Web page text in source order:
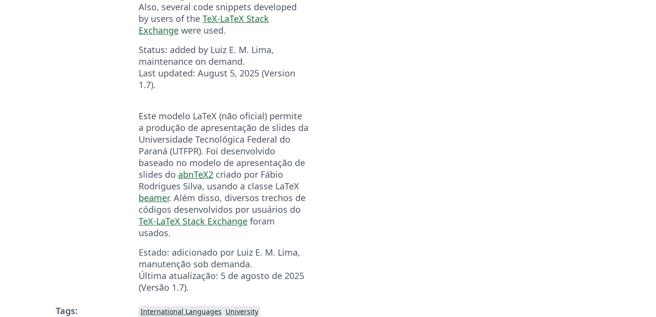
Also, several code snippets developed
by users of the TeX-LaTeX Stack
Exchange were used.
Status: added by Luiz E. M. Lima,
maintenance on demand.
Last updated: August 5, 2025 (Version
1.7).
Este modelo LaTeX (não oficial) permite
a produção de apresentação de slides da
Universidade Tecnológica Federal do
Paraná (UTFPR). Foi desenvolvido
baseado no modelo de apresentação de
slides do abnTeX2 criado por Fábio
Rodrigues Silva, usando a classe LaTeX
beamer. Além disso, diversos trechos de
códigos desenvolvidos por usuários do
TeX-LaTeX Stack Exchange foram
usados.
Estado: adicionado por Luiz E. M. Lima,
manutenção sob demanda.
Última atualização: 5 de agosto de 2025
(Versão 1.7).
Tags:
International Languages University